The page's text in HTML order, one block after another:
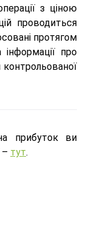
з ціною
проводиться
протягом
інформації про
прибуток ви
– тут.